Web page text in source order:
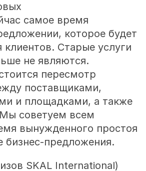
самое время
которое будет
клиентов. Старые услуги
не являются.
пересмотр
поставщиками,
и площадками, а также
советуем всем
вынужденного простоя
бизнес-предложения.
SKAL International)